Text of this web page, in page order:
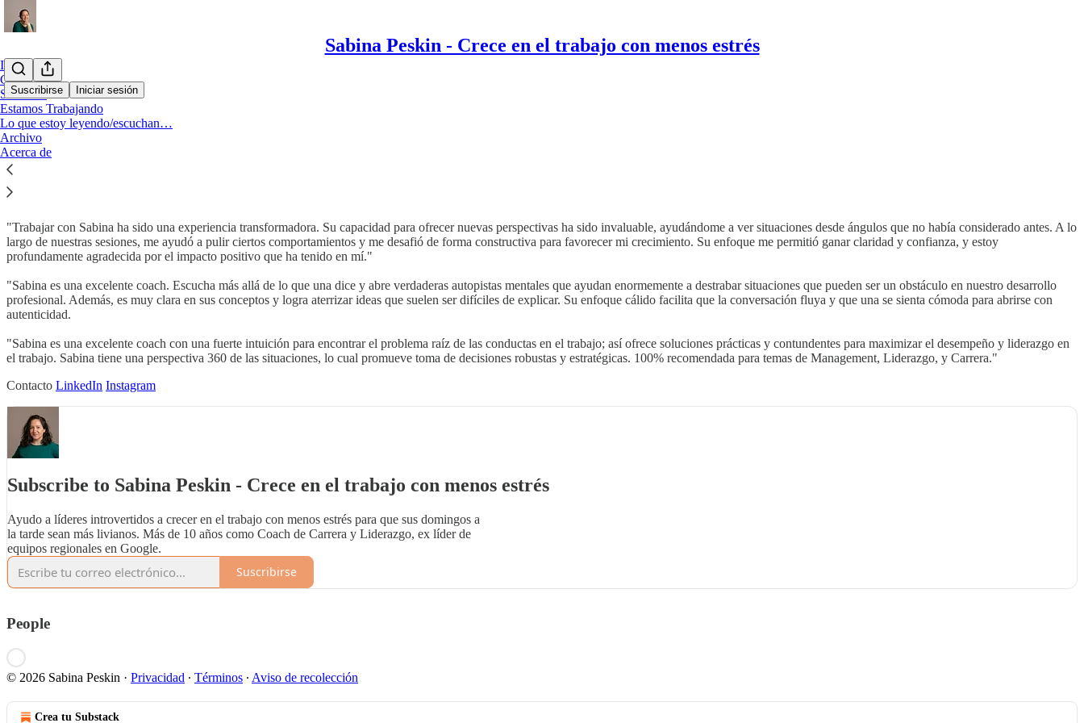
Sabina Peskin - Crece en el trabajo con menos estrés
Suscribirse Iniciar sesión
Inicio
Contacto
Servicios
Estamos Trabajando
Lo que estoy leyendo/escuchan…
Archivo
Acerca de
Hola👋 Soy Sabina y ayudo a líderes introvertidos/as a crecer en su trabajo con menos estrés. Para que sus domingos a la tarde dejen de ser "uy, lo que se viene", "todo lo que hago y nadie lo nota", "¿esto es
realmente lo que quiero hacer?" y empiecen a atravesarlos con mayor claridad y tranquilidad.
Más de 10 años como coach ejecutiva, ex líder de equipos en Google.
¿𝗤𝘂é 𝗱𝗶𝗰𝗲𝗻 𝗹𝗼𝘀 𝗰𝗹𝗶𝗲𝗻𝘁𝗲𝘀 𝗾𝘂𝗲 𝗺𝗲 𝗲𝗹𝗶𝗴𝗶𝗲𝗿𝗼𝗻 𝗰𝗼𝗺𝗼 𝗰𝗼𝗮𝗰𝗵?
"Trabajar con Sabina ha sido una experiencia transformadora. Su capacidad para ofrecer nuevas perspectivas ha sido invaluable, ayudándome a ver situaciones desde ángulos que no había considerado antes. A lo
largo de nuestras sesiones, me ayudó a pulir ciertos comportamientos y me desafió de forma constructiva para favorecer mi crecimiento. Su enfoque me permitió ganar claridad y confianza, y estoy
profundamente agradecida por el impacto positivo que ha tenido en mí."
"Sabina es una excelente coach. Escucha más allá de lo que una dice y abre verdaderas autopistas mentales que ayudan enormemente a destrabar situaciones que pueden ser un obstáculo en nuestro desarrollo
profesional. Además, es muy clara en sus conceptos y logra aterrizar ideas que suelen ser difíciles de explicar. Su enfoque cálido facilita que la conversación fluya y que una se sienta cómoda para abrirse con
autenticidad.
"Sabina es una excelente coach con una fuerte intuición para encontrar el problema raíz de las conductas en el trabajo; así ofrece soluciones prácticas y contundentes para maximizar el desempeño y liderazgo en
el trabajo. Sabina tiene una perspectiva 360 de las situaciones, lo cual promueve toma de decisiones robustas y estratégicas. 100% recomendada para temas de Management, Liderazgo, y Carrera."
Contacto LinkedIn Instagram
Subscribe to Sabina Peskin - Crece en el trabajo con menos estrés
Ayudo a líderes introvertidos a crecer en el trabajo con menos estrés para que sus domingos a
la tarde sean más livianos. Más de 10 años como Coach de Carrera y Liderazgo, ex líder de
equipos regionales en Google.
Suscribirse
People
© 2026 Sabina Peskin · Privacidad ∙ Términos ∙ Aviso de recolección
Crea tu Substack